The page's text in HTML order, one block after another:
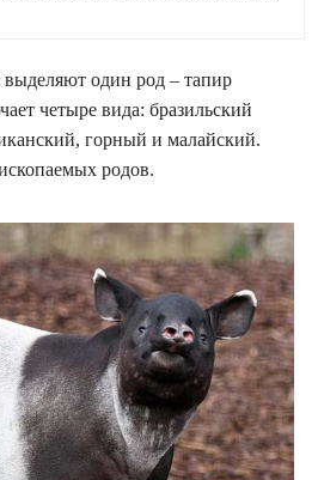
один род – тапир
четыре вида: бразильский
горный и малайский.
родов.